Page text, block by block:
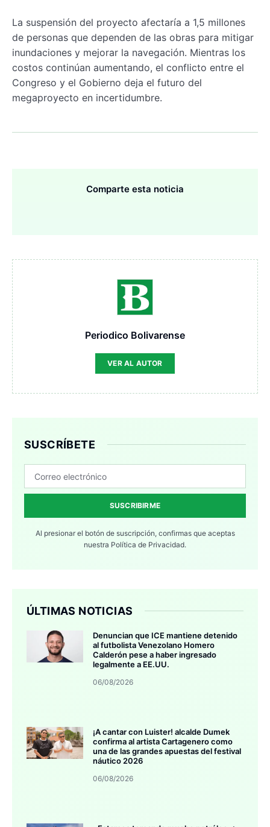
La suspensión del proyecto afectaría a 1,5 millones
de personas que dependen de las obras para mitigar
inundaciones y mejorar la navegación. Mientras los
costos continúan aumentando, el conflicto entre el
Congreso y el Gobierno deja el futuro del
megaproyecto en incertidumbre.
Comparte esta noticia
Periodico Bolivarense
VER AL AUTOR
SUSCRÍBETE
SUSCRIBIRME
Al presionar el botón de suscripción, confirmas que aceptas
nuestra Política de Privacidad.
ÚLTIMAS NOTICIAS
Denuncian que ICE mantiene detenido
al futbolista Venezolano Homero
Calderón pese a haber ingresado
legalmente a EE.UU.
06/08/2026
¡A cantar con Luister! alcalde Dumek
confirma al artista Cartagenero como
una de las grandes apuestas del festival
náutico 2026
06/08/2026